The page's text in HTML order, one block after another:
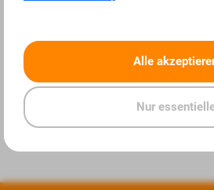
Alle
Nur